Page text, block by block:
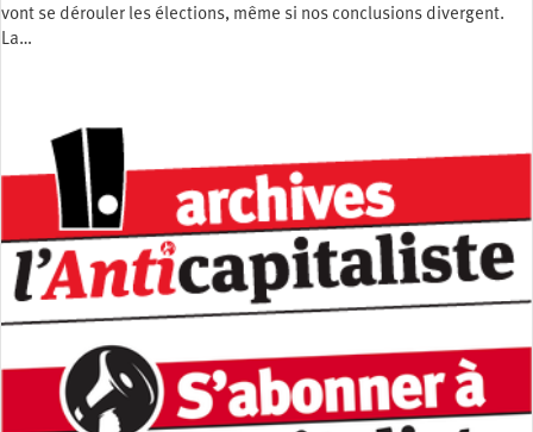
vont se dérouler les élections, même si nos conclusions divergent.
La…